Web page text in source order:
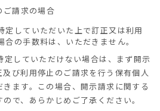
ご請求の場合
定していただいた上で訂正又は利用
の手数料は、いただきません。
していただけない場合は、まず開示
び利用停止のご請求を行う保有個人
ます。この場合、開示請求に関する
で、あらかじめご了承ください。